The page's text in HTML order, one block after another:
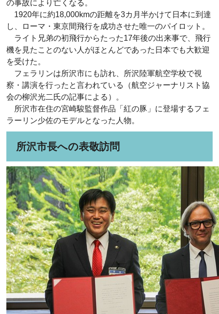
の事故により亡くなる。
1920年に約18,000kmの距離を3カ月半かけて日本に到達
し、ローマ・東京間飛行を成功させた唯一のパイロット。
ライト兄弟の初飛行からたった17年後の出来事で、飛行
機を見たことのない人がほとんどであった日本でも大歓迎
を受けた。
フェラリンは所沢市にも訪れ、所沢陸軍航空学校で視
察・講演を行ったと言われている（航空ジャーナリスト協
会の柳沢光二氏の記事による）。
所沢市在住の宮崎駿監督作品「紅の豚」に登場するフェ
ラーリン少佐のモデルとなった人物。
所沢市長への表敬訪問